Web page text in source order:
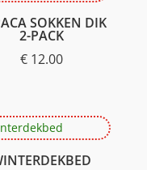
SOKKEN DIK
2-PACK
€12.00